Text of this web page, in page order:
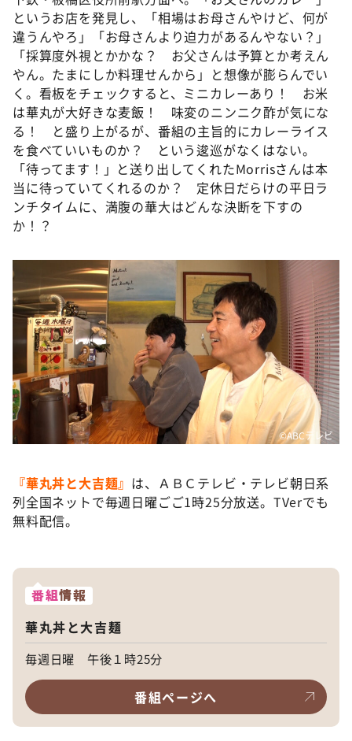
というお店を発見し、「相場はお母さんやけど、何が
違うんやろ」「お母さんより迫力があるんやない？」
「採算度外視とかかな？ お父さんは予算とか考えん
やん。たまにしか料理せんから」と想像が膨らんでい
く。看板をチェックすると、ミニカレーあり！ お米
は華丸が大好きな麦飯！ 味変のニンニク酢が気にな
る！ と盛り上がるが、番組の主旨的にカレーライス
を食べていいものか？ という逡巡がなくはない。
「待ってます！」と送り出してくれたMorrisさんは本
当に待っていてくれるのか？ 定休日だらけの平日ラ
ンチタイムに、満腹の華大はどんな決断を下すの
か！？
©️ABCテレビ
『華丸丼と大吉麺』 は、ＡＢＣテレビ・テレビ朝日系
列全国ネットで毎週日曜ごご1時25分放送。TVerでも
無料配信。
番組情報
華丸丼と大吉麺
毎週日曜 午後１時25分
番組ページへ